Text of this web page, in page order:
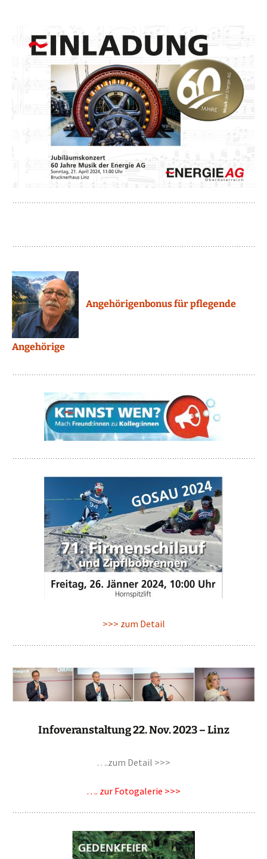
Angehörigenbonus für pflegende
Angehörige
>>> zum Detail
Infoveranstaltung 22. Nov. 2023 – Linz
….zum Detail >>>
…. zur Fotogalerie >>>